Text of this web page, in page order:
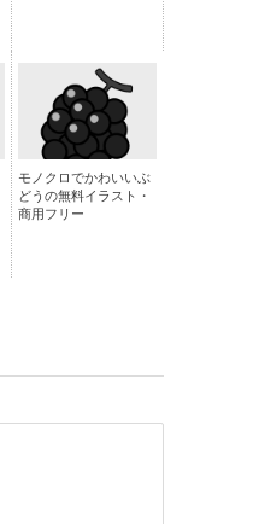
モノクロでかわいいぶ
どうの無料イラスト・
商用フリー